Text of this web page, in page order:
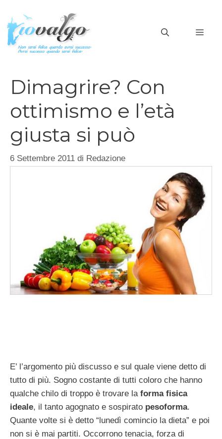
contenuto
Dimagrire? Con
ottimismo e l’età
giusta si può
6 Settembre 2011 di Redazione
E’ l’argomento più discusso e sul quale viene detto di
tutto di più. Sogno costante di tutti coloro che hanno
qualche chilo di troppo è trovare la forma fisica
ideale, il tanto agognato e sospirato pesoforma.
Quante volte si è detto “lunedì comincio la dieta” e poi
non si è mai partiti. Occorrono tenacia, forza di